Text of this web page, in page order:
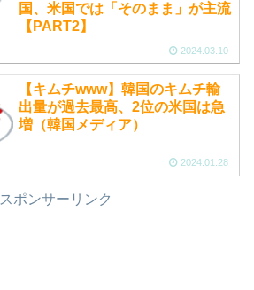
国、米国では「そのまま」が主流
【PART2】
2024.03.10
【キムチwww】韓国のキムチ輸
出量が過去最高、2位の米国は急
増（韓国メディア）
2024.01.28
スポンサーリンク